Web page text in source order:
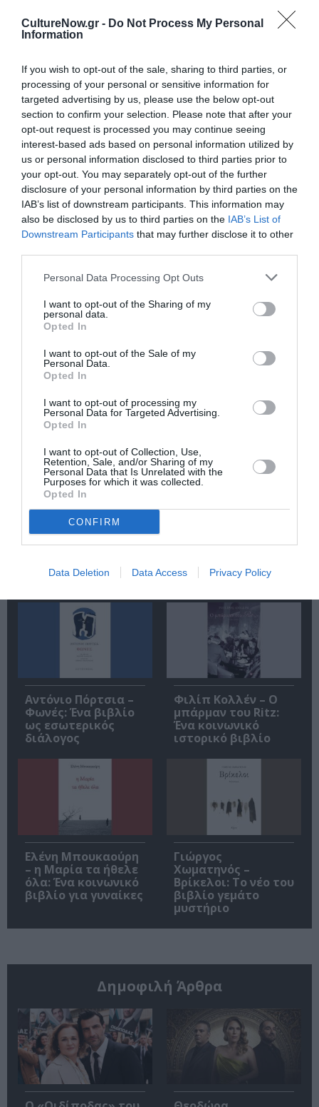
CultureNow.gr - Do Not Process My Personal
Information
If you wish to opt-out of the sale, sharing to third parties, or
processing of your personal or sensitive information for
targeted advertising by us, please use the below opt-out
section to confirm your selection. Please note that after your
opt-out request is processed you may continue seeing
interest-based ads based on personal information utilized by
us or personal information disclosed to third parties prior to
your opt-out. You may separately opt-out of the further
disclosure of your personal information by third parties on the
IAB’s list of downstream participants. This information may
also be disclosed by us to third parties on the IAB’s List of
Downstream Participants that may further disclose it to other
Personal Data Processing Opt Outs
I want to opt-out of the Sharing of my
personal data.
Opted In
I want to opt-out of the Sale of my
Personal Data.
Opted In
I want to opt-out of processing my
Personal Data for Targeted Advertising.
Opted In
I want to opt-out of Collection, Use,
Retention, Sale, and/or Sharing of my
Personal Data that Is Unrelated with the
Purposes for which it was collected.
Opted In
CONFIRM
Data Deletion Data Access Privacy Policy
ΠΛΗΡΟΦΟΡΙΕΣ ΕΚΔΟΣΗΣ:ΠΩΛ ΒΕΝΗ ΕΛΛΗΝΟΡΩΜΑΪΚΗ
έκδοση: Ιούλιος 2013 Σειρά: Ιστορία & Πολιτική –
Διευθυντής: Ν.Ε. ΚαραπιδάκηςΣελ. 1032, 15 x 23 τιμή: 49
ευρώ ISBN: 978-960-05-1575-6
Ακολουθήστε το Culturenow.gr στοGoogle Newsκαι
μάθετε πρώτοι όλες τις ειδήσεις
Δείτε όλα τατελευταία νέαγια την Τέχνη και τον
Πολιτισμό στοCulturenow.gr
Tags
ΔΟΚΙΜΙΑ - ΜΕΛΕΤΕΣ
Newsletter
την Τέχνη και τον Πολιτισμό!
Σχετικά Άρθρα
Αντόνιο Πόρτσια –
Φωνές: Ένα βιβλίο
ως εσωτερικός
διάλογος
Φιλίπ Κολλέν – Ο
μπάρμαν του Ritz:
Ένα κοινωνικό
ιστορικό βιβλίο
Ελένη Μπουκαούρη
– η Μαρία τα ήθελε
όλα: Ένα κοινωνικό
βιβλίο για γυναίκες
Γιώργος
Χωματηνός –
Βρίκελοι: Το νέο του
βιβλίο γεμάτο
μυστήριο
Δημοφιλή Άρθρα